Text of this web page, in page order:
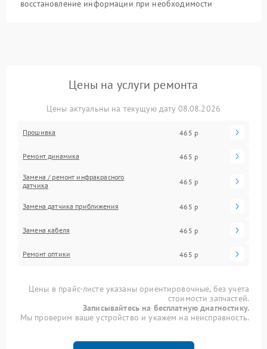
восстановление информации при необходимости
Цены на услуги ремонта
Цены актуальны на текущую дату 08.08.2026
Прошивка 465 р
Ремонт динамика 465 р
Замена / ремонт инфракрасного
датчика
465 р
Замена датчика приближения 465 р
Замена кабеля 465 р
Ремонт оптики 465 р
Цены в прайс-листе указаны ориентировочные, без учета
стоимости запчастей.
Записывайтесь на бесплатную диагностику.
Мы проверим ваше устройство и укажем на неисправность.